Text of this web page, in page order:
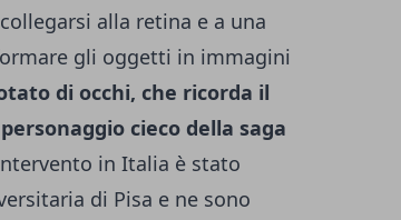
alla retina e a una
gli oggetti in immagini
di occhi, che ricorda il
cieco della saga
in Italia è stato
di Pisa e ne sono